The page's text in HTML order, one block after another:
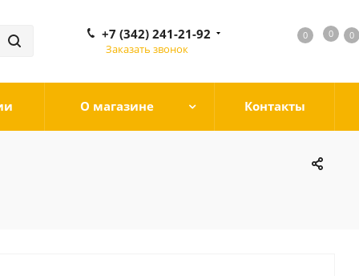
0 0 0
0
+7 (342) 241-21-92
Заказать звонок
О магазине Контакты